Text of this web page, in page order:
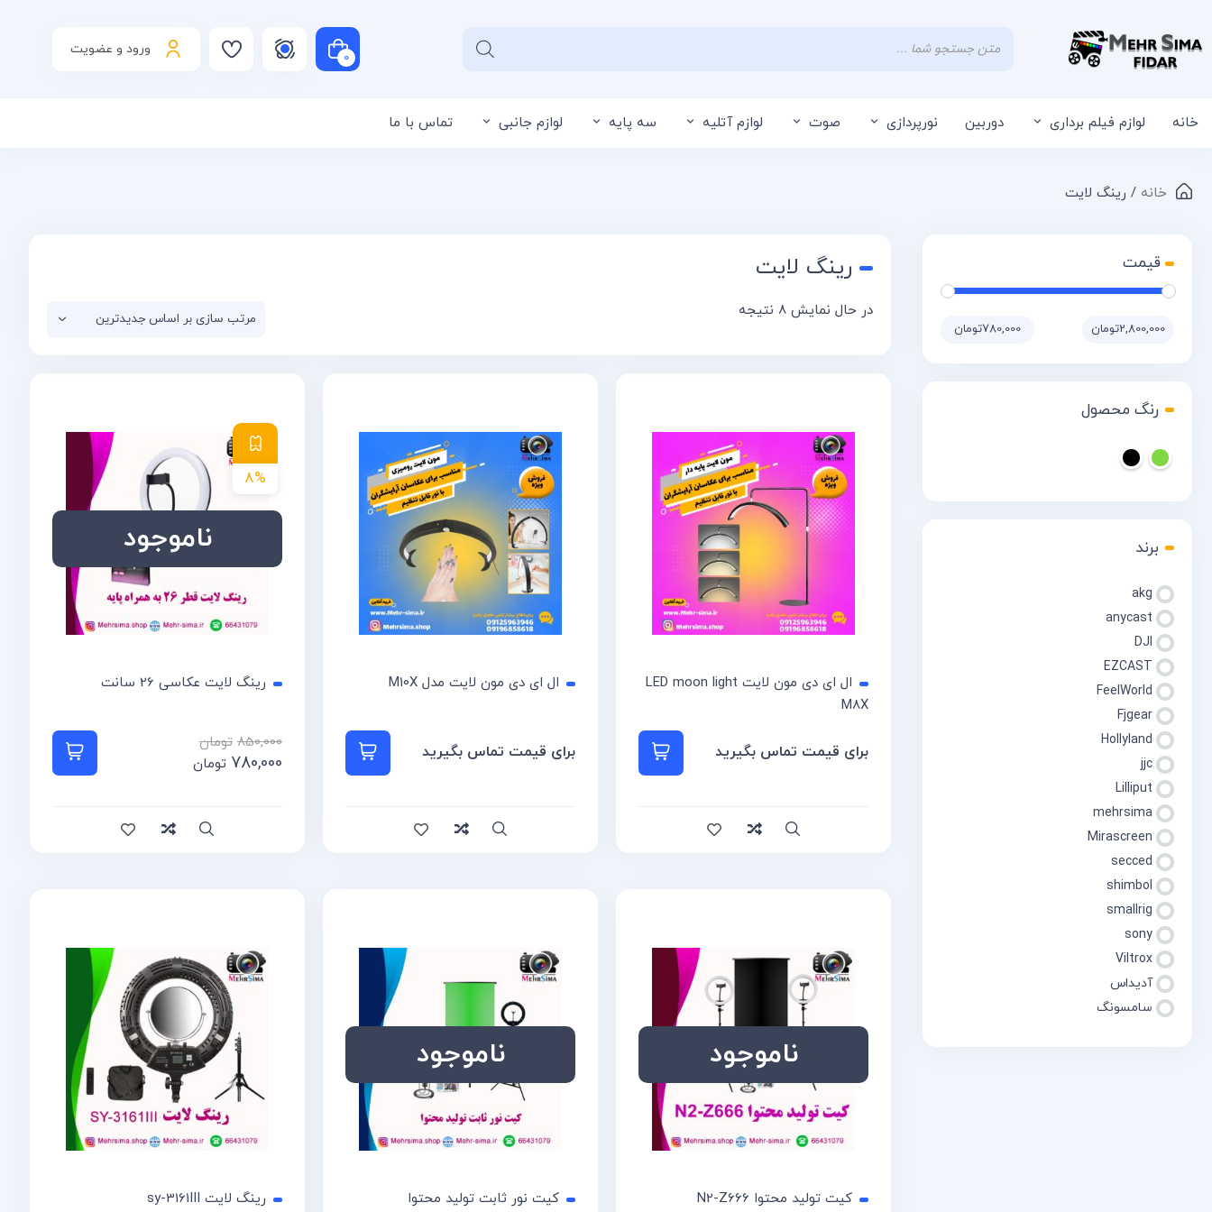
ورود و عضویت 0
سبد خرید شما خالی است خانه لوازم فیلم برداری دوربین نورپردازی صوت لوازم آتلیه سه پایه لوازم جانبی تماس با ما
خانه / رینگ لایت
رینگ لایت
در حال نمایش 8 نتیجه
ال ای دی مون لایت LED moon light
M8X
برای قیمت تماس بگیرید
برای قیمت تماس بگیرید
مقایسه
ال ای دی مون لایت مدل M10X
برای قیمت تماس بگیرید
برای قیمت تماس بگیرید
مقایسه
ناموجود
8%
رینگ لایت عکاسی 26 سانت
850,000 تومان
780,000 تومان
اطلاعات بیشتر
مقایسه
ناموجود
کیت تولید محتوا N2-Z666
ناموجود
کیت نور ثابت تولید محتوا رینگ لایت sy-3161III
قیمت:780,000تومان 2,800,000تومان
رنگ محصول
برند
akg
anycast
DJI
EZCAST
FeelWorld
Fjgear
Hollyland
jjc
Lilliput
mehrsima
Mirascreen
secced
shimbol
smallrig
sony
Viltrox
آدیداس
سامسونگ